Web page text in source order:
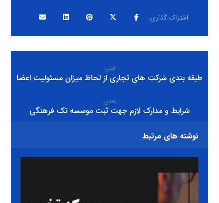
قبلی
طبقه بندی شرکت های تجاری از لحاظ میزان مسئولیت اعضا
بعدی
شرایط و مدارک لازم جهت ثبت موسسه تک فرهنگی
نوشته های مرتبط